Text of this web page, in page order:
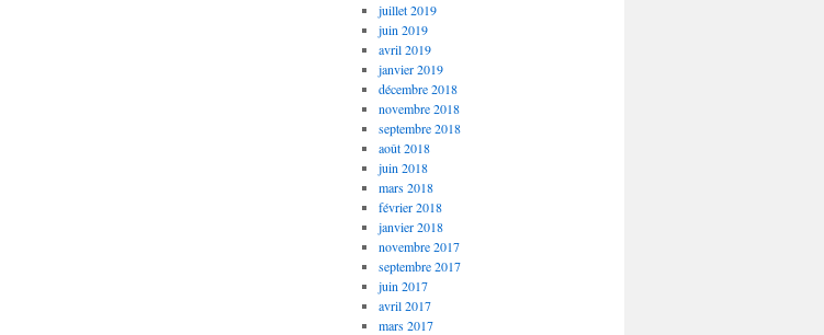
juillet 2019
juin 2019
avril 2019
janvier 2019
décembre 2018
novembre 2018
septembre 2018
août 2018
juin 2018
mars 2018
février 2018
janvier 2018
novembre 2017
septembre 2017
juin 2017
avril 2017
mars 2017